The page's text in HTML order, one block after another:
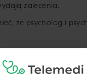
zalecenia.
że psycholog i
i zaburzenia
się do psychiatry,